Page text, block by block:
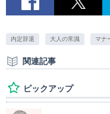
内定辞退 大人の常識 マナ
関連記事
ピックアップ